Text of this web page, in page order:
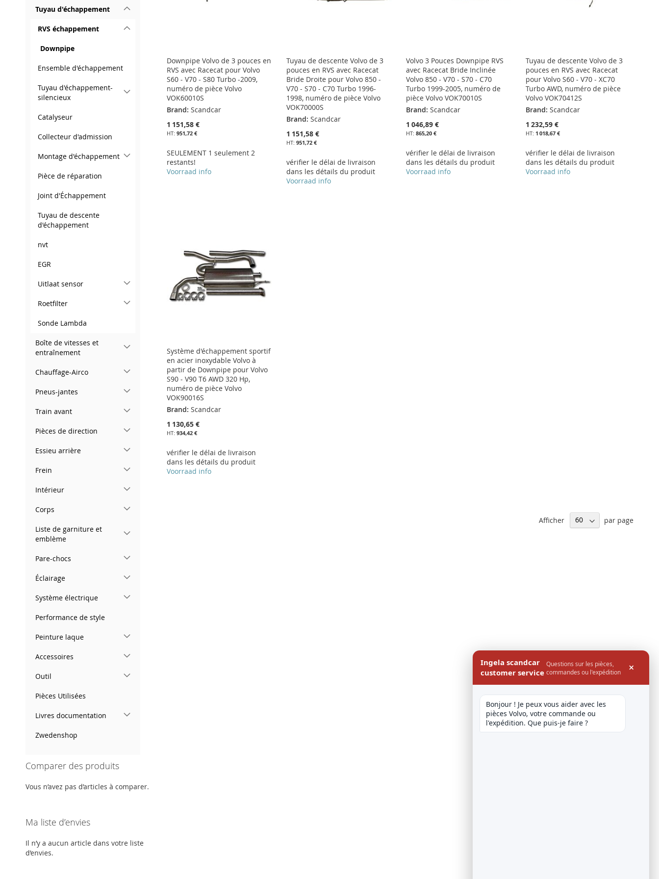
Downpipe Volvo de 3 pouces en
RVS avec Racecat pour Volvo
S60 - V70 - S80 Turbo -2009,
numéro de pièce Volvo
VOK60010S
Brand: Scandcar
1 151,58 €
951,72 €
SEULEMENT 1 seulement 2
restants!
Voorraad info
À
MA
AJOUTER
AU
Tuyau de descente Volvo de 3
pouces en RVS avec Racecat
Bride Droite pour Volvo 850 -
V70 - S70 - C70 Turbo 1996-
1998, numéro de pièce Volvo
VOK70000S
Brand: Scandcar
1 151,58 €
951,72 €
vérifier le délai de livraison
dans les détails du produit
Voorraad info
Ajouter au panier
AJOUTER
MA
LISTE
D’ENVIE
AJOUTER
AU
COMPARATEUR
Volvo 3 Pouces Downpipe RVS
avec Racecat Bride Inclinée
Volvo 850 - V70 - S70 - C70
Turbo 1999-2005, numéro de
pièce Volvo VOK70010S
Brand: Scandcar
1 046,89 €
865,20 €
vérifier le délai de livraison
dans les détails du produit
Voorraad info
À
MA
AJOUTER
AU
Tuyau de descente Volvo de 3
pouces en RVS avec Racecat
pour Volvo S60 - V70 - XC70
Turbo AWD, numéro de pièce
Volvo VOK70412S
Brand: Scandcar
1 232,59 €
1 018,67 €
vérifier le délai de livraison
dans les détails du produit
Voorraad info
À
MA
AJOUTER
AU
Système d'échappement sportif
en acier inoxydable Volvo à
partir de Downpipe pour Volvo
S90 - V90 T6 AWD 320 Hp,
numéro de pièce Volvo
VOK90016S
Brand: Scandcar
1 130,65 €
934,42 €
vérifier le délai de livraison
dans les détails du produit
Voorraad info
Ajouter au panier
AJOUTER
MA
LISTE
D’ENVIE
AU
COMPARATEUR
Afficher par page
Tuyau d'échappement
RVS échappement
Downpipe
Ensemble d'échappement
Tuyau d'échappement-
silencieux
Catalyseur
Collecteur d'admission
Montage d'échappement
Pièce de réparation
Joint d'Échappement
Tuyau de descente
d'échappement
nvt
EGR
Uitlaat sensor
Roetfilter
Sonde Lambda
Boîte de vitesses et
entraînement
Chauffage-Airco
Pneus-jantes
Train avant
Pièces de direction
Essieu arrière
Frein
Intérieur
Corps
Liste de garniture et
emblème
Pare-chocs
Éclairage
Système électrique
Performance de style
Peinture laque
Accessoires
Outil
Pièces Utilisées
Livres documentation
Zwedenshop
Comparer des produits
Vous n’avez pas d’articles à comparer.
Ma liste d’envies
Il n’y a aucun article dans votre liste
d’envies.
Ingela scandcar
customer service
Questions sur les pièces,
commandes ou l'expédition
×
Bonjour ! Je peux vous aider avec les
pièces Volvo, votre commande ou
l'expédition. Que puis-je faire ?